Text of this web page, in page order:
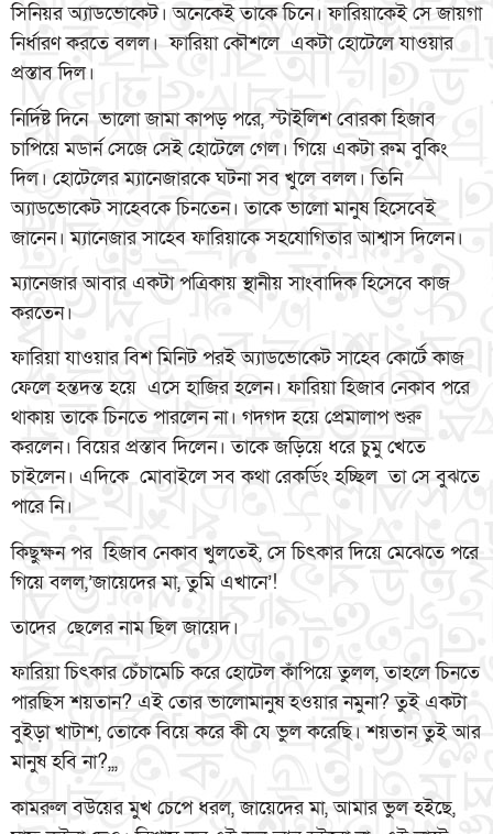
সিনিয়র অ্যাডভোকেট। অনেকেই তাকে চিনে। ফারিয়াকেই সে জায়গা
নির্ধারণ করতে বলল। ফারিয়া কৌশলে একটা হোটেলে যাওয়ার
প্রস্তাব দিল।
নির্দিষ্ট দিনে ভালো জামা কাপড় পরে, স্টাইলিশ বোরকা হিজাব
চাপিয়ে মডার্ন সেজে সেই হোটেলে গেল। গিয়ে একটা রুম বুকিং
দিল। হোটেলের ম্যানেজারকে ঘটনা সব খুলে বলল। তিনি
অ্যাডভোকেট সাহেবকে চিনতেন। তাকে ভালো মানুষ হিসেবেই
জানেন। ম্যানেজার সাহেব ফারিয়াকে সহযোগিতার আশ্বাস দিলেন।
ম্যানেজার আবার একটা পত্রিকায় স্থানীয় সাংবাদিক হিসেবে কাজ
করতেন।
ফারিয়া যাওয়ার বিশ মিনিট পরই অ্যাডভোকেট সাহেব কোর্টে কাজ
ফেলে হন্তদন্ত হয়ে এসে হাজির হলেন। ফারিয়া হিজাব নেকাব পরে
থাকায় তাকে চিনতে পারলেন না। গদগদ হয়ে প্রেমালাপ শুরু
করলেন। বিয়ের প্রস্তাব দিলেন। তাকে জড়িয়ে ধরে চুমু খেতে
চাইলেন। এদিকে মোবাইলে সব কথা রেকর্ডিং হচ্ছিল তা সে বুঝতে
পারে নি।
কিছুক্ষন পর হিজাব নেকাব খুলতেই, সে চিৎকার দিয়ে মেঝেতে পরে
গিয়ে বলল,’জায়েদের মা, তুমি এখানে’!
তাদের ছেলের নাম ছিল জায়েদ।
ফারিয়া চিৎকার চেঁচামেচি করে হোটেল কাঁপিয়ে তুলল, তাহলে চিনতে
পারছিস শয়তান? এই তোর ভালোমানুষ হওয়ার নমুনা? তুই একটা
বুইড়া খাটাশ, তোকে বিয়ে করে কী যে ভুল করেছি। শয়তান তুই আর
মানুষ হবি না?,,,
কামরুল বউয়ের মুখ চেপে ধরল, জায়েদের মা, আমার ভুল হইছে,